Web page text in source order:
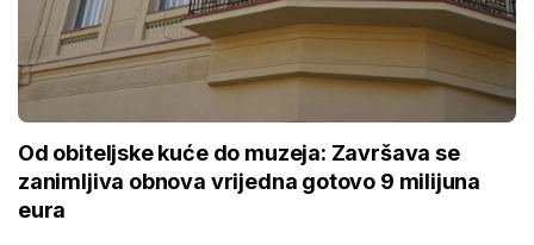
Od obiteljske kuće do muzeja: Završava se
zanimljiva obnova vrijedna gotovo 9 milijuna
eura